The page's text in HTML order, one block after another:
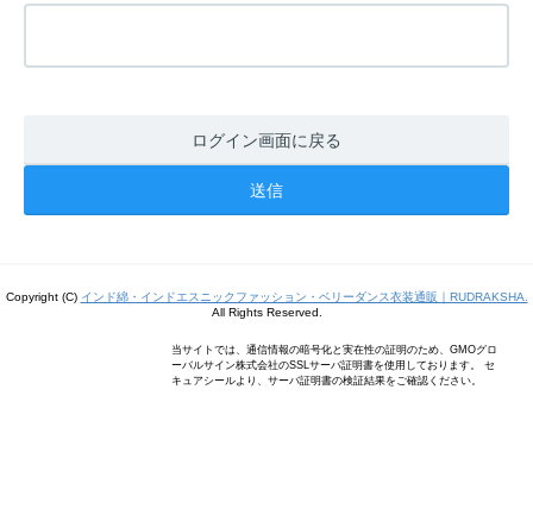
ログイン画面に戻る
Copyright (C) インド綿・インドエスニックファッション・ベリーダンス衣装通販｜RUDRAKSHA.
All Rights Reserved.
当サイトでは、通信情報の暗号化と実在性の証明のため、GMOグロ
ーバルサイン株式会社のSSLサーバ証明書を使用しております。 セ
キュアシールより、サーバ証明書の検証結果をご確認ください。